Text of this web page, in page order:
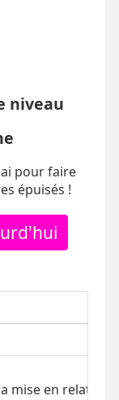
niveau
pour faire
épuisés !
mise en relation